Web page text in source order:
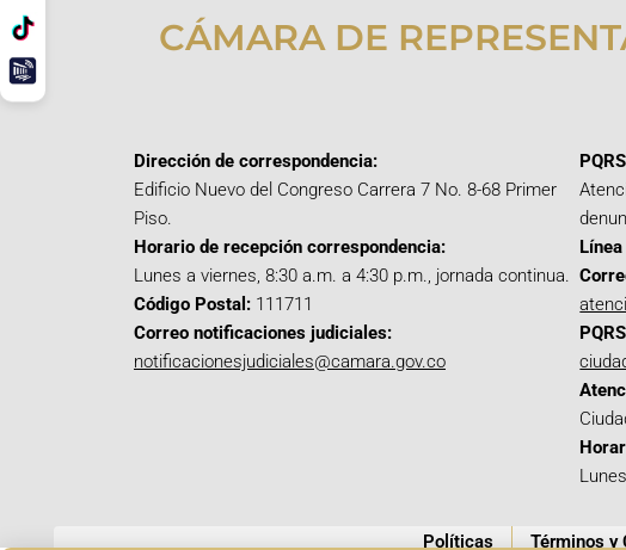
CÁMARA DE
Dirección de correspondencia:
Edificio Nuevo del Congreso Carrera 7 No. 8-68 Primer
Piso.
Horario de recepción correspondencia:
Lunes a viernes, 8:30 a.m. a 4:30 p.m., jornada continua.
Código Postal: 111711
Correo notificaciones judiciales:
notificacionesjudiciales@camara.gov.co
Políticas Términos y